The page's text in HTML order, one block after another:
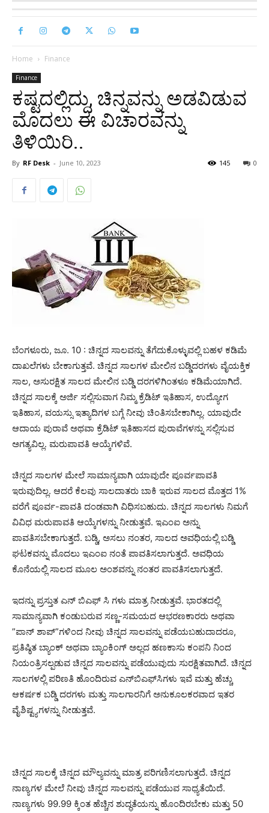
Home Finance
Finance
ಕಷ್ಟದಲ್ಲಿದ್ದು, ಚಿನ್ನವನ್ನು ಅಡವಿಡುವ
ಮೊದಲು ಈ ವಿಚಾರವನ್ನು
ತಿಳಿಯಿರಿ..
By RF Desk - June 10, 2023 0
145
ಬೆಂಗಳೂರು, ಜೂ. 10 : ಚಿನ್ನದ ಸಾಲವನ್ನು ತೆಗೆದುಕೊಳ್ಳುವಲ್ಲಿ ಬಹಳ ಕಡಿಮೆ
ದಾಖಲೆಗಳು ಬೇಕಾಗುತ್ತವೆ. ಚಿನ್ನದ ಸಾಲಗಳ ಮೇಲಿನ ಬಡ್ಡಿದರಗಳು ವೈಯಕ್ತಿಕ
ಸಾಲ, ಅಸುರಕ್ಷಿತ ಸಾಲದ ಮೇಲಿನ ಬಡ್ಡಿ ದರಗಳಿಗಿಂತಳೂ ಕಡಿಮೆಯಾಗಿದೆ.
ಚಿನ್ನದ ಸಾಲಕ್ಕೆ ಅರ್ಜಿ ಸಲ್ಲಿಸುವಾಗ ನಿಮ್ಮ ಕ್ರೆಡಿಟ್ ಇತಿಹಾಸ, ಉದ್ಯೋಗ
ಇತಿಹಾಸ, ವಯಸ್ಸು ಇತ್ಯಾದಿಗಳ ಬಗ್ಗೆ ನೀವು ಚಿಂತಿಸಬೇಕಾಗಿಲ್ಲ. ಯಾವುದೇ
ಆದಾಯ ಪುರಾವೆ ಅಥವಾ ಕ್ರೆಡಿಟ್ ಇತಿಹಾಸದ ಪುರಾವೆಗಳನ್ನು ಸಲ್ಲಿಸುವ
ಅಗತ್ಯವಿಲ್ಲ. ಮರುಪಾವತಿ ಆಯ್ಕೆಗಳಿವೆ.
ಚಿನ್ನದ ಸಾಲಗಳ ಮೇಲೆ ಸಾಮಾನ್ಯವಾಗಿ ಯಾವುದೇ ಪೂರ್ವಪಾವತಿ
ಇರುವುದಿಲ್ಲ. ಆದರೆ ಕೆಲವು ಸಾಲದಾತರು ಬಾಕಿ ಇರುವ ಸಾಲದ ಮೊತ್ತದ 1%
ವರೆಗೆ ಪೂರ್ವ-ಪಾವತಿ ದಂಡವಾಗಿ ವಿಧಿಸಬಹುದು. ಚಿನ್ನದ ಸಾಲಗಳು ನಿಮಗೆ
ವಿವಿಧ ಮರುಪಾವತಿ ಆಯ್ಕೆಗಳನ್ನು ನೀಡುತ್ತವೆ. ಇಎಂಐ ಅನ್ನು
ಪಾವತಿಸಬೇಕಾಗುತ್ತದೆ. ಬಡ್ಡಿ, ಅಸಲು ನಂತರ, ಸಾಲದ ಅವಧಿಯಲ್ಲಿ ಬಡ್ಡಿ
ಘಟಕವನ್ನು ಮೊದಲು ಇಎಂಐ ನಂತೆ ಪಾವತಿಸಲಾಗುತ್ತದೆ. ಅವಧಿಯ
ಕೊನೆಯಲ್ಲಿ ಸಾಲದ ಮೂಲ ಅಂಶವನ್ನು ನಂತರ ಪಾವತಿಸಲಾಗುತ್ತದೆ.
ಇದನ್ನು ಪ್ರಸ್ತುತ ಎನ್‌ ಬಿಎಫ್‌ ಸಿ ಗಳು ಮಾತ್ರ ನೀಡುತ್ತವೆ. ಭಾರತದಲ್ಲಿ
ಸಾಮಾನ್ಯವಾಗಿ ಕಂಡುಬರುವ ಸಣ್ಣ-ಸಮಯದ ಆಭರಣಕಾರರು ಅಥವಾ
”ಪಾನ್ ಶಾಪ್”ಗಳಿಂದ ನೀವು ಚಿನ್ನದ ಸಾಲವನ್ನು ಪಡೆಯಬಹುದಾದರೂ,
ಪ್ರತಿಷ್ಠಿತ ಬ್ಯಾಂಕ್ ಅಥವಾ ಬ್ಯಾಂಕಿಂಗ್ ಅಲ್ಲದ ಹಣಕಾಸು ಕಂಪನಿ ನಿಂದ
ನಿಯಂತ್ರಿಸಲ್ಪಡುವ ಚಿನ್ನದ ಸಾಲವನ್ನು ಪಡೆಯುವುದು ಸುರಕ್ಷಿತವಾಗಿದೆ. ಚಿನ್ನದ
ಸಾಲಗಳಲ್ಲಿ ಪರಿಣತಿ ಹೊಂದಿರುವ ಎನ್‌ಬಿಎಫ್‌ಸಿಗಳು ಇವೆ ಮತ್ತು ಹೆಚ್ಚು
ಆಕರ್ಷಕ ಬಡ್ಡಿ ದರಗಳು ಮತ್ತು ಸಾಲಗಾರನಿಗೆ ಅನುಕೂಲಕರವಾದ ಇತರ
ವೈಶಿಷ್ಟ್ಯಗಳನ್ನು ನೀಡುತ್ತವೆ.
ಚಿನ್ನದ ಸಾಲಕ್ಕೆ ಚಿನ್ನದ ಮೌಲ್ಯವನ್ನು ಮಾತ್ರ ಪರಿಗಣಿಸಲಾಗುತ್ತದೆ. ಚಿನ್ನದ
ನಾಣ್ಯಗಳ ಮೇಲೆ ನೀವು ಚಿನ್ನದ ಸಾಲವನ್ನು ಪಡೆಯುವ ಸಾಧ್ಯತೆಯಿದೆ.
ನಾಣ್ಯಗಳು 99.99 ಕ್ಕಿಂತ ಹೆಚ್ಚಿನ ಶುದ್ಧತೆಯನ್ನು ಹೊಂದಿರಬೇಕು ಮತ್ತು 50